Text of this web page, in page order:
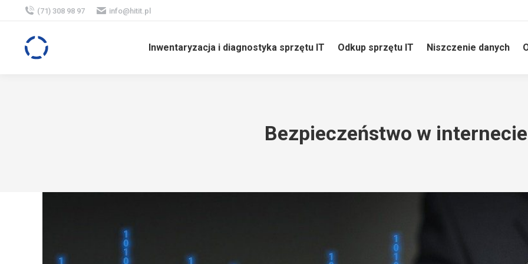
(71) 308 98 97 info@hitit.pl
Inwentaryzacja i diagnostyka sprzętu IT Odkup sprzętu IT Niszczenie danych
Bezpieczeństwo w internecie